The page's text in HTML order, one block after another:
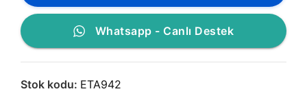
Whatsapp - Canlı Destek
Stok kodu: ETA942